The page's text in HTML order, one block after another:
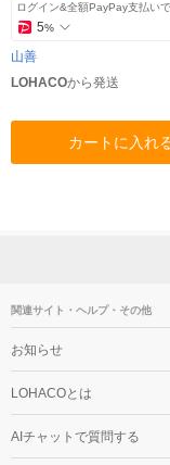
ログイン&全額PayPay支払いで
5%
山善
LOHACOから発送
カートに入れ
関連サイト・ヘルプ・その他
お知らせ
LOHACOとは
AIチャットで質問する